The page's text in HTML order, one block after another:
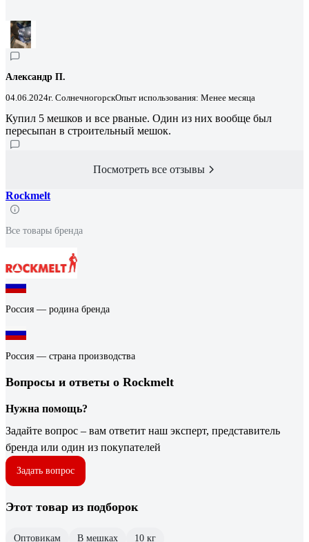
Александр П.
04.06.2024г. СолнечногорскОпыт использования: Менее месяца
Купил 5 мешков и все рваные. Один из них вообще был
пересыпан в строительный мешок.
Посмотреть все отзывы
Rockmelt
Все товары бренда
Россия — родина бренда
Россия — страна производства
Вопросы и ответы о Rockmelt
Нужна помощь?
Задайте вопрос – вам ответит наш эксперт, представитель
бренда или один из покупателей
Задать вопрос
Этот товар из подборок
Оптовикам В мешках 10 кг